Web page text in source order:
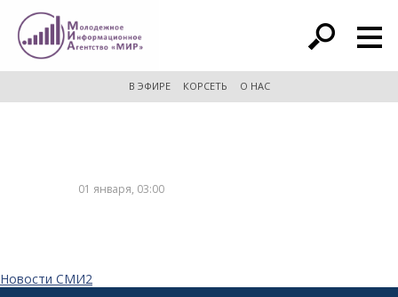
расширенный поиск
В ЭФИРЕ КОРСЕТЬ О НАС
01 января, 03:00
Новости СМИ2